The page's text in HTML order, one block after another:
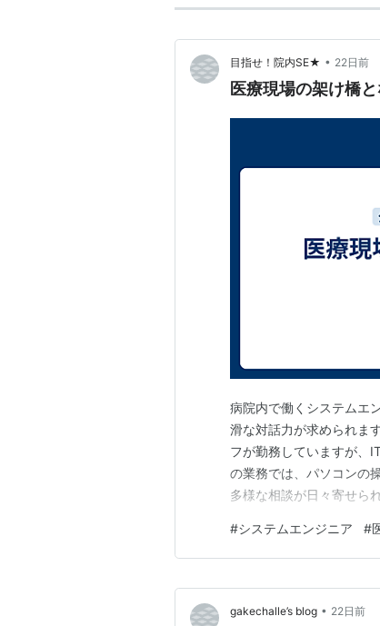
目指せ！院内SE★ • 22日前
医療現場の架け橋
病院内で働くシステムエ
滑な対話力が求められま
フが勤務していますが、
の業務では、パソコンの
多様な相談が日々寄せら
く、誰にでも分かりやす
を正確に把握することが
#システムエンジニア #
gakechalle’s blog • 22日前